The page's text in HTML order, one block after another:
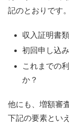
記のとおりです。
収入証明書
初回申し込
これまでの
か？
他にも、増額審
下記の要素とい